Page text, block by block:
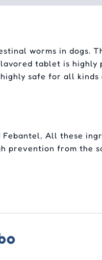
worms in dogs.
tablet is
safe for all kinds
All these
from the